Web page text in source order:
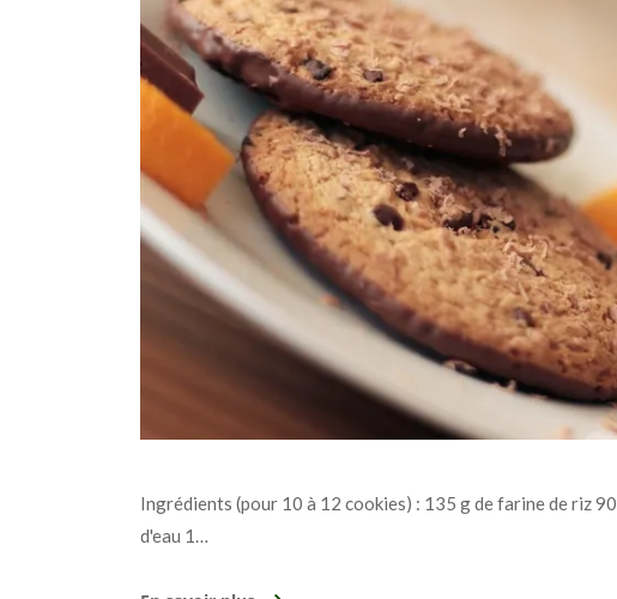
Ingrédients (pour 10 à 12 cookies) : 135 g de farine de riz
d'eau 1…